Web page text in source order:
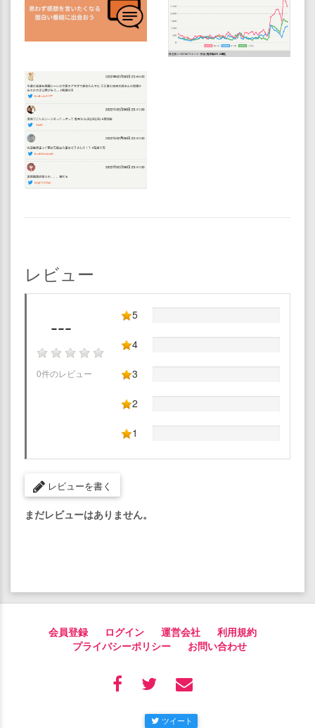
レビュー
---
0件のレビュー
5
4
3
2
1
レビューを書く
まだレビューはありません。
会員登録 ログイン 運営会社
利用規約
プライバシーポリシー
お問い合わせ
ツイート